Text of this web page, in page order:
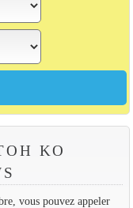
KO
vous pouvez appeler